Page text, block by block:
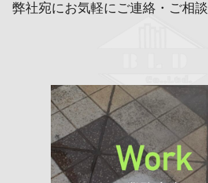
弊社宛にお気軽にご連絡・ご相談